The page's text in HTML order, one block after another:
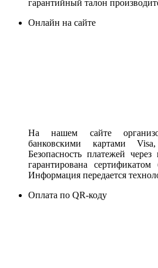
гарантийный талон
Онлайн на сайте
На нашем сайте
банковскими картами
Безопасность платежей
гарантирована
Информация передается
Оплата по QR-коду